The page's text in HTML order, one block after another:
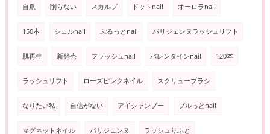
自爪 削らない スカルプ ドットnail オーロラnail
150本 シェルnail ぷるっとnail パリジェンヌラッシュリフト
肌再生 新発売 フラッシュnail バレンタインnail 120本
ラッシュリフト ローズピンクネイル スクリューブラシ
なりたい私 自信がない アイシャンプー プルっとnail
マグネットネイル パリジェンヌ ラッシュりふと